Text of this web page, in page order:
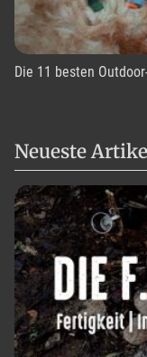
Die 11 besten
Neueste